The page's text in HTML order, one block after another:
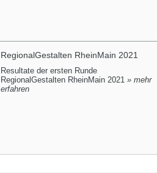
RegionalGestalten RheinMain 2021
Resultate der ersten Runde
RegionalGestalten RheinMain 2021 » mehr
erfahren